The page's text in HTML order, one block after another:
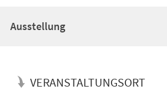
Ausstellung
VERANSTALTUNGSORT